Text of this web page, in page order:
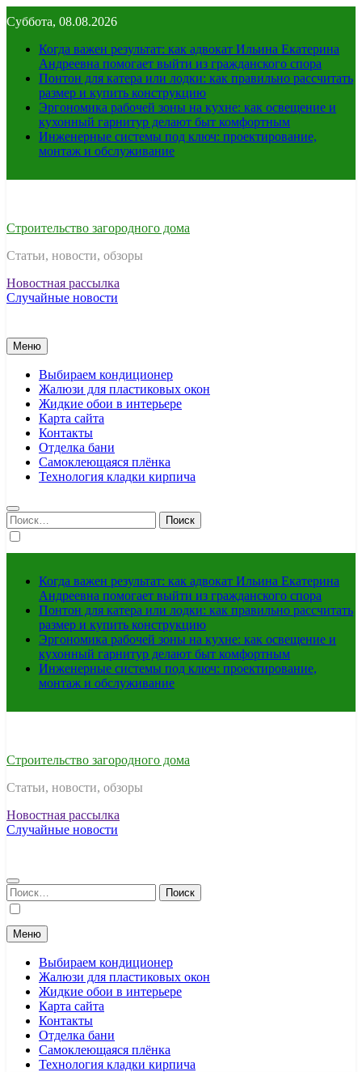
к
содержимому
Суббота, 08.08.2026
Когда важен результат: как адвокат Ильина Екатерина
Андреевна помогает выйти из гражданского спора
Понтон для катера или лодки: как правильно рассчитать
размер и купить конструкцию
Эргономика рабочей зоны на кухне: как освещение и
кухонный гарнитур делают быт комфортным
Инженерные системы под ключ: проектирование,
монтаж и обслуживание
Строительство загородного дома
Статьи, новости, обзоры
Новостная рассылка
Случайные новости
Меню
Выбираем кондиционер
Жалюзи для пластиковых окон
Жидкие обои в интерьере
Карта сайта
Контакты
Отделка бани
Самоклеющаяся плёнка
Технология кладки кирпича
Найти:
Когда важен результат: как адвокат Ильина Екатерина
Андреевна помогает выйти из гражданского спора
Понтон для катера или лодки: как правильно рассчитать
размер и купить конструкцию
Эргономика рабочей зоны на кухне: как освещение и
кухонный гарнитур делают быт комфортным
Инженерные системы под ключ: проектирование,
монтаж и обслуживание
Строительство загородного дома
Статьи, новости, обзоры
Новостная рассылка
Случайные новости
Найти:
Меню
Выбираем кондиционер
Жалюзи для пластиковых окон
Жидкие обои в интерьере
Карта сайта
Контакты
Отделка бани
Самоклеющаяся плёнка
Технология кладки кирпича